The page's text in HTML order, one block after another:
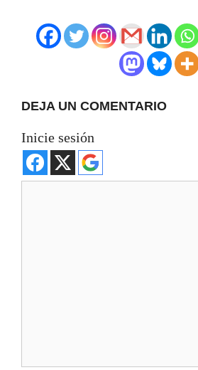
DEJA UN COMENTARIO
Inicie sesión